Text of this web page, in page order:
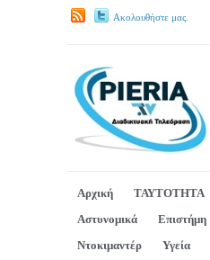
Ακολουθήστε μας.
Αρχική ΤΑΥΤΟΤΗΤΑ
Αστυνομικά
Επιστήμη
Ντοκιμαντέρ
Υγεία